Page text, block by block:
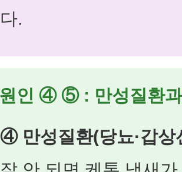
다.
인 ④ ⑤ : 만성질환
④ 만성질환(당뇨·갑상